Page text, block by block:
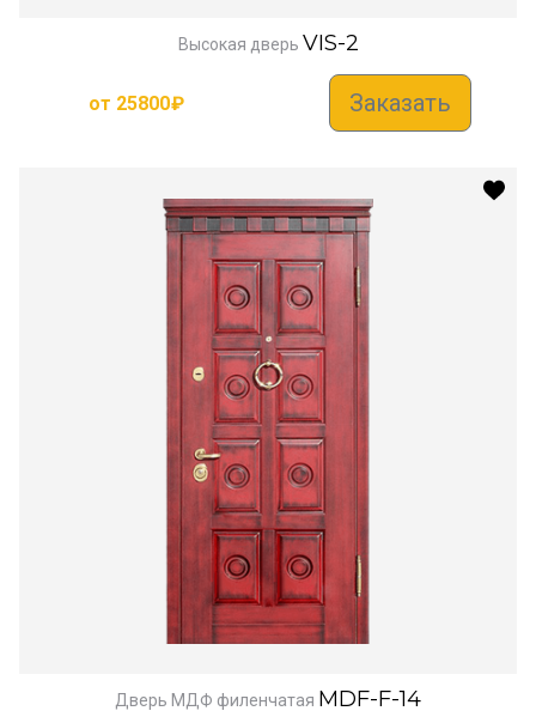
Высокая дверь VIS-2
от 25800₽ Заказать
Дверь МДФ филенчатая MDF-F-14